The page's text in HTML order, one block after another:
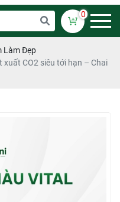
0
Làm Đẹp
xuất CO2 siêu tới hạn – Chai